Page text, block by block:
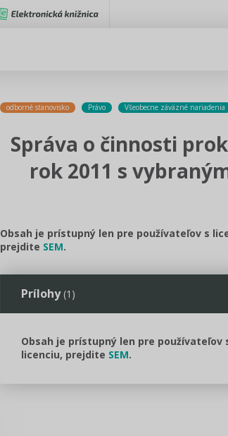
odborné stanovisko Právo Všeobecne záväzné nariadenia
Správa o činnosti
rok 2011 s
Obsah je prístupný len pre používateľov s
prejdite SEM.
Prílohy (1)
Obsah je prístupný len pre používateľov
licenciu, prejdite SEM.